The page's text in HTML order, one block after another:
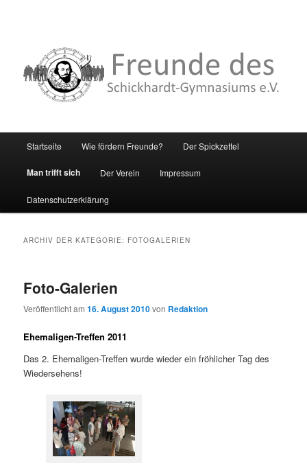
Zum
primären
Inhalt
springen
Zum
sekundären
Inhalt
springen
Startseite Wie fördern Freunde? Der Spickzettel
Man trifft sich Der Verein Impressum
Datenschutzerklärung
ARCHIV DER KATEGORIE: FOTOGALERIEN
Foto-Galerien
Veröffentlicht am16. August 2010von Redaktion
Ehemaligen-Treffen 2011
Das 2. Ehemaligen-Treffen wurde wieder ein fröhlicher Tag des
Wiedersehens!